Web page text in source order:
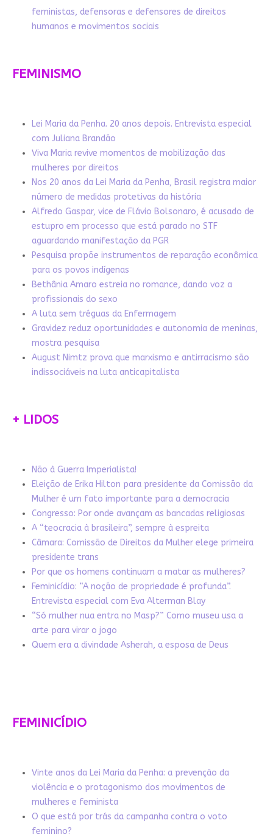
feministas, defensoras e defensores de direitos
humanos e movimentos sociais
FEMINISMO
Lei Maria da Penha. 20 anos depois. Entrevista especial
com Juliana Brandão
Viva Maria revive momentos de mobilização das
mulheres por direitos
Nos 20 anos da Lei Maria da Penha, Brasil registra maior
número de medidas protetivas da história
Alfredo Gaspar, vice de Flávio Bolsonaro, é acusado de
estupro em processo que está parado no STF
aguardando manifestação da PGR
Pesquisa propõe instrumentos de reparação econômica
para os povos indígenas
Bethânia Amaro estreia no romance, dando voz a
profissionais do sexo
A luta sem tréguas da Enfermagem
Gravidez reduz oportunidades e autonomia de meninas,
mostra pesquisa
August Nimtz prova que marxismo e antirracismo são
indissociáveis na luta anticapitalista
+ LIDOS
Não à Guerra Imperialista!
Eleição de Erika Hilton para presidente da Comissão da
Mulher é um fato importante para a democracia
Congresso: Por onde avançam as bancadas religiosas
A “teocracia à brasileira”, sempre à espreita
Câmara: Comissão de Direitos da Mulher elege primeira
presidente trans
Por que os homens continuam a matar as mulheres?
Feminicídio: “A noção de propriedade é profunda”.
Entrevista especial com Eva Alterman Blay
“Só mulher nua entra no Masp?” Como museu usa a
arte para virar o jogo
Quem era a divindade Asherah, a esposa de Deus
FEMINICÍDIO
Vinte anos da Lei Maria da Penha: a prevenção da
violência e o protagonismo dos movimentos de
mulheres e feminista
O que está por trás da campanha contra o voto
feminino?